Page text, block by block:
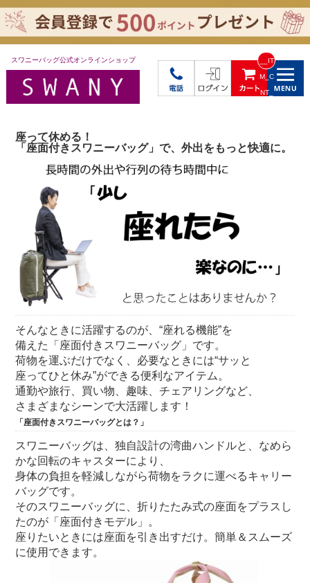
スワニーバッグ公式オンラインショップ __IT
M_C
NT_
座って休める！
「座面付きスワニーバッグ」で、外出をもっと快適に。
そんなときに活躍するのが、“座れる機能”を
備えた「座面付きスワニーバッグ」です。
荷物を運ぶだけでなく、必要なときには“サッと
座ってひと休み”ができる便利なアイテム。
通勤や旅行、買い物、趣味、チェアリングなど、
さまざまなシーンで大活躍します！
「座面付きスワニーバッグとは？」
スワニーバッグは、独自設計の湾曲ハンドルと、なめら
かな回転のキャスターにより、
身体の負担を軽減しながら荷物をラクに運べるキャリー
バッグです。
そのスワニーバッグに、折りたたみ式の座面をプラスし
たのが「座面付きモデル」。
座りたいときには座面を引き出すだけ。簡単＆スムーズ
に使用できます。